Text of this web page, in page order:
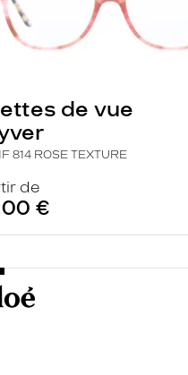
de vue
814 ROSE TEXTURE
de
€